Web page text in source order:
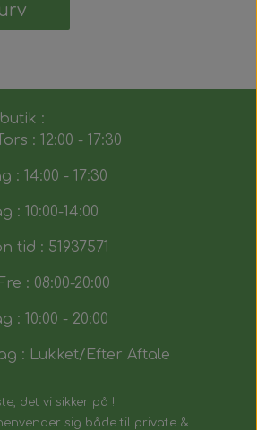
:
: 12:00 - 17:30
: 14:00 - 17:30
: 10:00-14:00
tid : 51937571
: 08:00-20:00
: 10:00 - 20:00
: Lukket/Efter Aftale
det vi sikker på !
sig både til private &